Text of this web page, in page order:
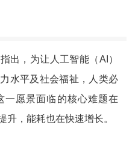
出，为让人工智能（AI）
水平及社会福祉，人类必
一愿景面临的核心难题在
升，能耗也在快速增长。